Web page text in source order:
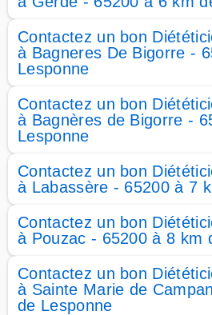
Contactez un bon
à Bagneres De Bigorre -
Lesponne
Contactez un bon
à Bagnères de Bigorre -
Lesponne
Contactez un bon
à Labassère - 65200 à 7
Contactez un bon
à Pouzac - 65200 à 8 km
Contactez un bon
à Sainte Marie de
de Lesponne